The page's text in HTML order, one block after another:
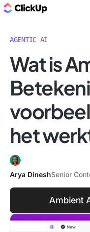
AGENTIC AI
Wat is
het
Arya DineshSenior
Ambient